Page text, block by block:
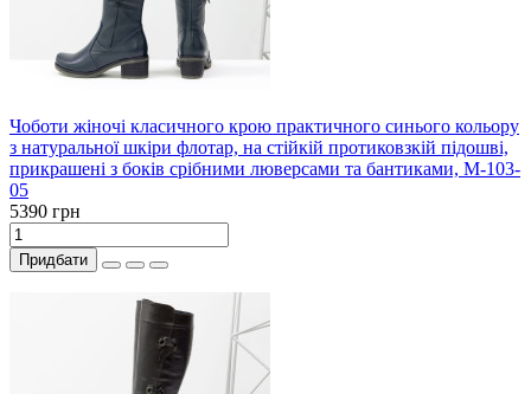
Чоботи жіночі класичного крою практичного синього кольору
з натуральної шкіри флотар, на стійкій протиковзкій підошві,
прикрашені з боків срібними люверсами та бантиками, М-103-
05
5390 грн
Придбати